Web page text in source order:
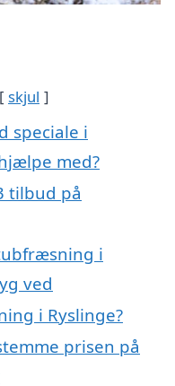
skjul
speciale i
med?
tilbud på
i
ved
i Ryslinge?
prisen på